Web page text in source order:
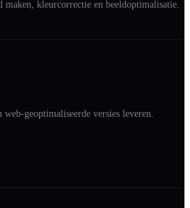
maken, kleurcorrectie en beeldoptimalisatie.
geoptimaliseerde versies leveren.